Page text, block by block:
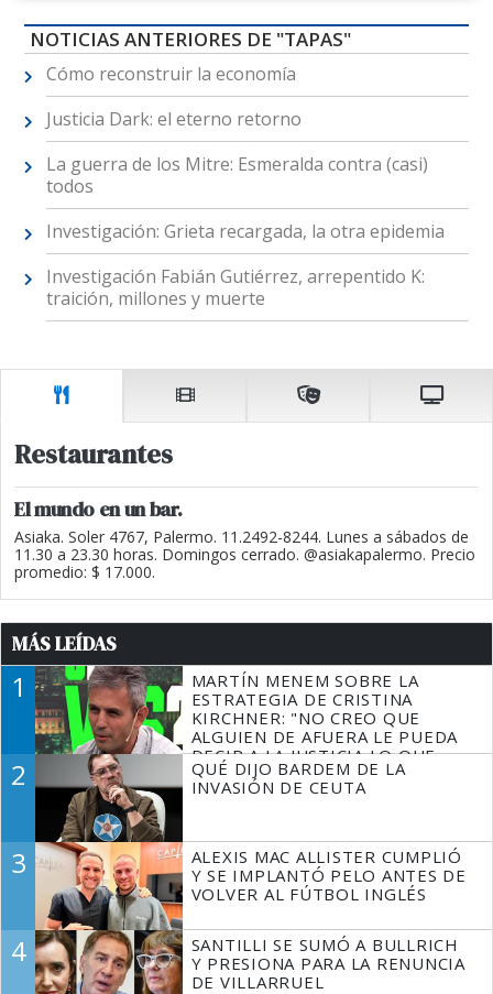
NOTICIAS ANTERIORES DE "TAPAS"
Cómo reconstruir la economía
Justicia Dark: el eterno retorno
La guerra de los Mitre: Esmeralda contra (casi)
todos
Investigación: Grieta recargada, la otra epidemia
Investigación Fabián Gutiérrez, arrepentido K:
traición, millones y muerte
Restaurantes
El mundo en un bar.
Asiaka. Soler 4767, Palermo. 11.2492-8244. Lunes a sábados de
11.30 a 23.30 horas. Domingos cerrado. @asiakapalermo. Precio
promedio: $ 17.000.
MÁS LEÍDAS
1
MARTÍN MENEM SOBRE LA
ESTRATEGIA DE CRISTINA
KIRCHNER: "NO CREO QUE
ALGUIEN DE AFUERA LE PUEDA
DECIR A LA JUSTICIA LO QUE
TIENE QUE HACER"
2
QUÉ DIJO BARDEM DE LA
INVASIÓN DE CEUTA
3
ALEXIS MAC ALLISTER CUMPLIÓ
Y SE IMPLANTÓ PELO ANTES DE
VOLVER AL FÚTBOL INGLÉS
4
SANTILLI SE SUMÓ A BULLRICH
Y PRESIONA PARA LA RENUNCIA
DE VILLARRUEL